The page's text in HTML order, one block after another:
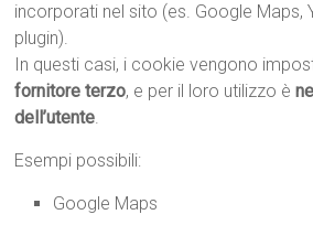
incorporati nel sito (es. Google Maps,
plugin).
In questi casi, i cookie vengono
fornitore terzo, e per il loro utilizzo è
dell’utente.
Esempi possibili:
Google Maps